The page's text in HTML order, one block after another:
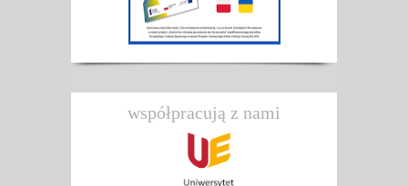
współpracują z nami